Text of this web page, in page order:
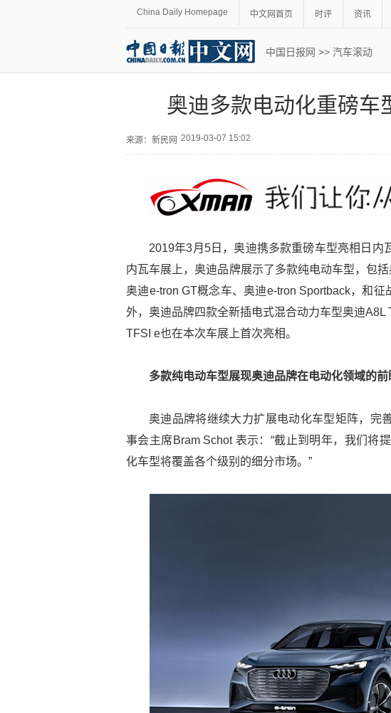
China Daily Homepage 中文网首页 时评 资讯
中国日报网 >> 汽车滚动
奥迪多款电动化重磅车
来源： 新民网 2019-03-07 15:02
2019年3月5日，奥迪携多款重磅车型亮相日内
内瓦车展上，奥迪品牌展示了多款纯电动车型，包
奥迪e-tron GT概念车、奥迪e-tron Sportback，和
外，奥迪品牌四款全新插电式混合动力车型奥迪
TFSI e也在本次车展上首次亮相。
多款纯电动车型展现奥迪品牌在电动化领域的前
奥迪品牌将继续大力扩展电动化车型矩阵，完
事会主席Bram Schot 表示：“截止到明年，我们将
化车型将覆盖各个级别的细分市场。”